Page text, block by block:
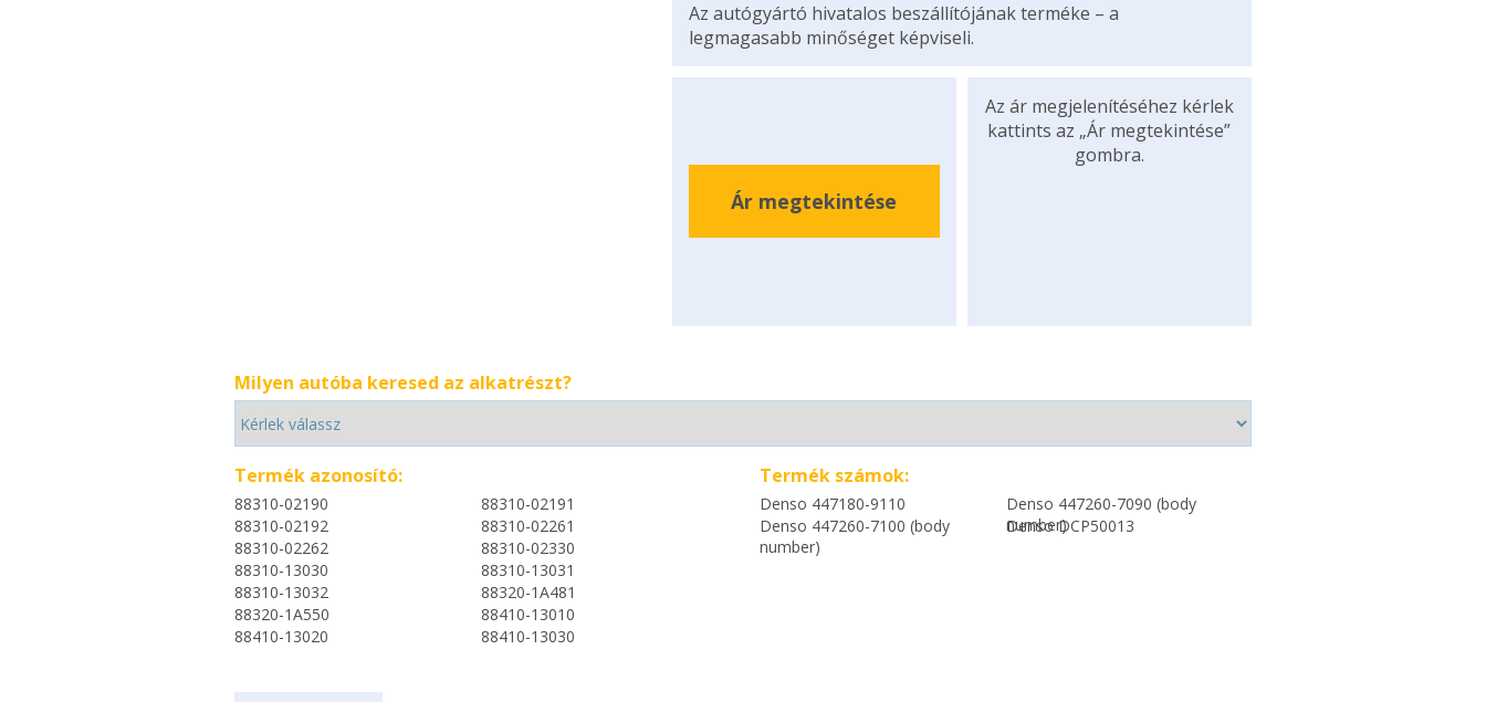
Az autógyártó hivatalos beszállítójának terméke – a
legmagasabb minőséget képviseli.
Ár megtekintése
Az ár megjelenítéséhez kérlek
kattints az „Ár megtekintése”
gombra.
Milyen autóba keresed az alkatrészt?
Termék azonosító:
88310-02190
88310-02191
88310-02192
88310-02261
88310-02262
88310-02330
88310-13030
88310-13031
88310-13032
88320-1A481
88320-1A550
88410-13010
88410-13020
88410-13030
Termék számok:
Denso 447180-9110
Denso 447260-7090 (body
number)
Denso 447260-7100 (body
number)
Denso DCP50013